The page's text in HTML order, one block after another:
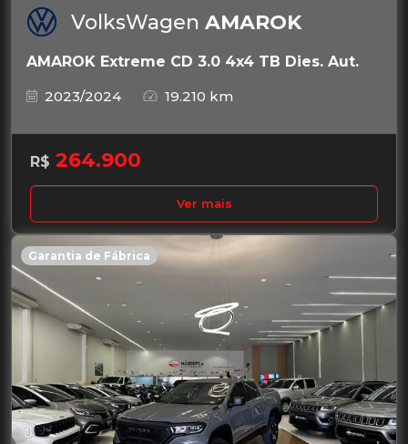
VolksWagen AMAROK
AMAROK Extreme CD 3.0 4x4 TB Dies. Aut.
2023/2024
19.210 km
R$ 264.900
Ver mais
Garantia de Fábrica